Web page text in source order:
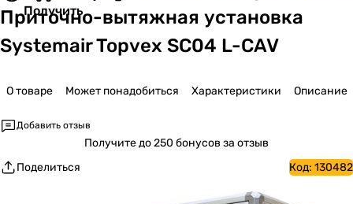
Получить
Приточно-вытяжная установка
Systemair Topvex SC04 L-CAV
О товаре Может понадобиться Характеристики Описание
Добавить отзыв
Получитедо 250 бонусов за отзыв
Поделиться
Код: 130482